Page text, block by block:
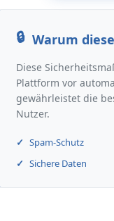
Warum
Diese
Plattform vor
gewährleistet die
Nutzer.
Spam-Schutz
Sichere Daten